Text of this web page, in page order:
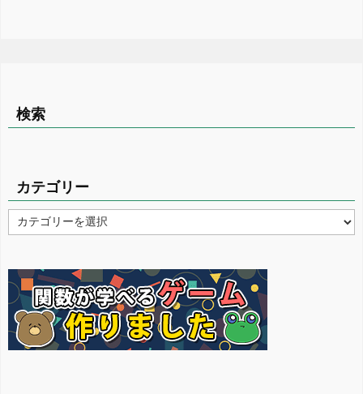
検索
カテゴリー
テ
ー